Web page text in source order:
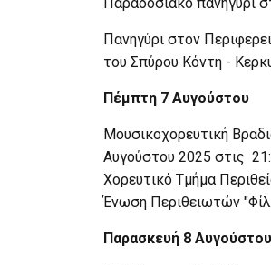
Παραδοσιακό πανηγύρι
Πανηγύρι στον
του Σπύρου Κόντη -
Πέμπτη 7 Αυγούστου
Μουσικοχορευτική
Αυγούστου 2025 στις
Χορευτικό Τμήμα
Ένωση Περιθειωτών
Παρασκευή 8 Αυγούστου